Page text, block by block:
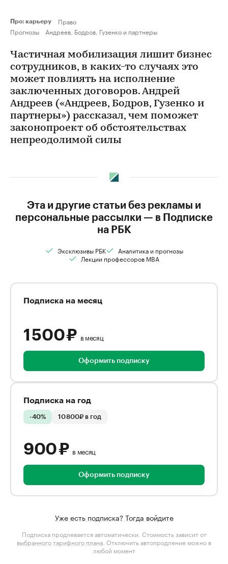
Про: карьеру
Право
Прогнозы
Андреев, Бодров, Гузенко и партнеры
Частичная мобилизация лишит бизнес
сотрудников, в каких-то случаях это
может повлиять на исполнение
заключенных договоров. Андрей
Андреев («Андреев, Бодров, Гузенко и
партнеры») рассказал, чем поможет
законопроект об обстоятельствах
непреодолимой силы
Эта и другие статьи без рекламы и
персональные рассылки — в Подписке
на РБК
Эксклюзивы РБК
Аналитика и прогнозы
Лекции профессоров MBA
Подписка на месяц
1 500 ₽ в месяц
Оформить подписку
Подписка на год
-40% 10 800₽ в год
900 ₽ в месяц
Оформить подписку
Уже есть подписка? Тогда войдите
Подписка продлевается автоматически. Стоимость зависит от
выбранного тарифного плана . Отключить автопродление можно в
любой момент